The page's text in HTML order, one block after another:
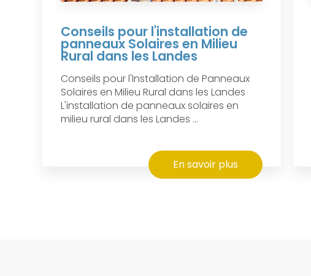
Conseils pour l'installation de
panneaux Solaires en Milieu
Rural dans les Landes
Conseils pour l'Installation de Panneaux
Solaires en Milieu Rural dans les Landes
L'installation de panneaux solaires en
milieu rural dans les Landes ...
En savoir plus